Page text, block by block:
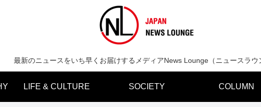
最新のニュースをいち早くお届けするメディアNews Lounge（ニュースラウ
LIFE & CULTURE SOCIETY COLUMN